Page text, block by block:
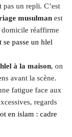
un repli. C’est
musulman est
domicile réaffirme
se passe un hlel
à la maison, on
avant la scène.
fatigue face aux
regards
en islam : cadre